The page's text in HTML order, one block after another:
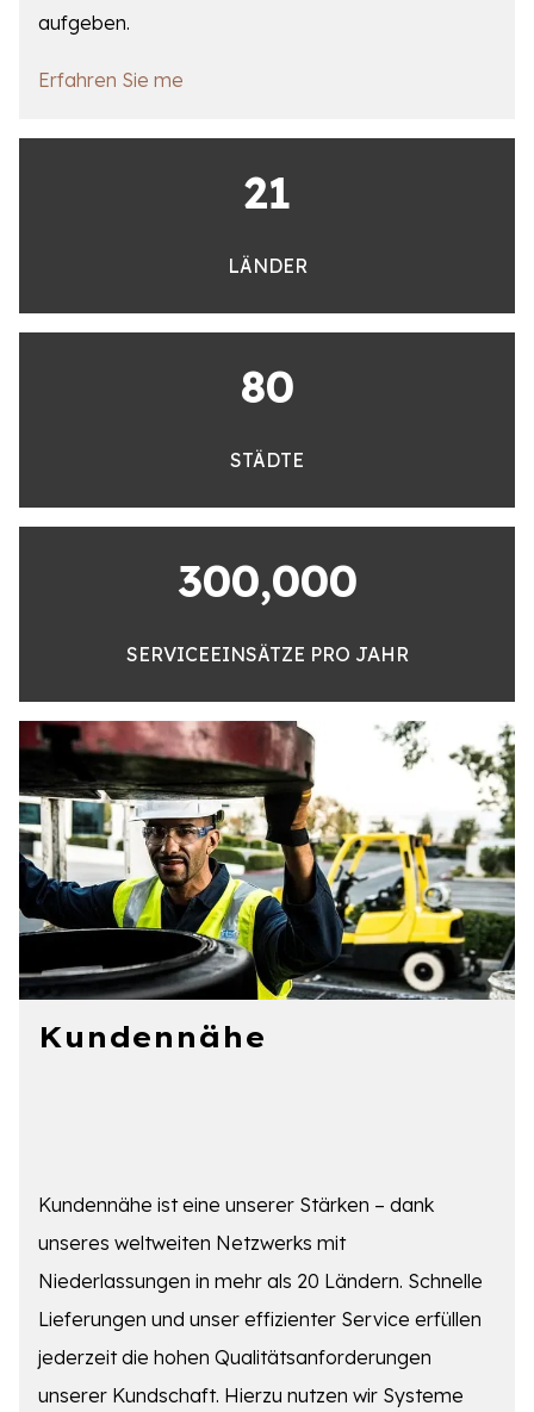
aufgeben.
Erfahren Sie me
21
LÄNDER
80
STÄDTE
300,000
SERVICEEINSÄTZE PRO JAHR
Kundennähe
Kundennähe ist eine unserer Stärken – dank
unseres weltweiten Netzwerks mit
Niederlassungen in mehr als 20 Ländern. Schnelle
Lieferungen und unser effizienter Service erfüllen
jederzeit die hohen Qualitätsanforderungen
unserer Kundschaft. Hierzu nutzen wir Systeme